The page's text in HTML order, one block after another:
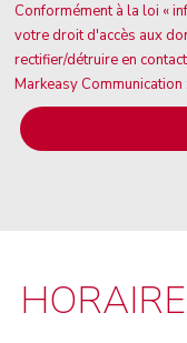
Conformément à la loi «
votre droit d'accès aux
rectifier/détruire en
Markeasy